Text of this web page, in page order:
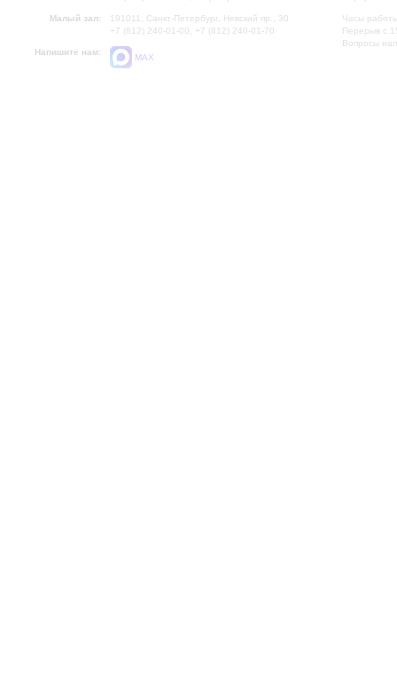
Малый зал:
191011, Санкт-Петербург, Невский пр., 30
+7 (812) 240-01-00, +7 (812) 240-01-70
Напишите нам:
MAX
Часы
Перерыв с
Вопросы